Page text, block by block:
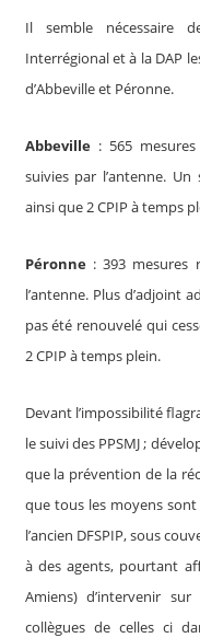
Il semble nécessaire
Interrégional et à la DAP
d’Abbeville et Péronne.
Abbeville: 565 mesures
suivies par l’antenne.
ainsi que 2 CPIP à temps
Péronne: 393 mesures
l’antenne. Plus d’adjoint
pas été renouvelé qui
2 CPIP à temps plein.
Devant l’impossibilité
le suivi des PPSMJ ;
que la prévention de la
que tous les moyens
l’ancien DFSPIP, sous
à des agents, pourtant
Amiens) d’intervenir
collègues de celles ci